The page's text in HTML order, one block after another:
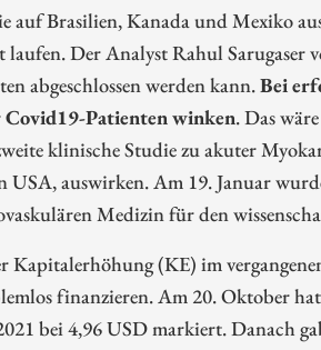
Brasilien, Kanada und Mexiko
Der Analyst Rahul Sarugaser
abgeschlossen werden kann.Bei
Patienten winken. Das
klinische Studie zu akuter
auswirken. Am 19. Januar
Medizin für den
Kapitalerhöhung (KE) im
finanzieren. Am 20. Oktober
bei 4,96 USD markiert. Danach